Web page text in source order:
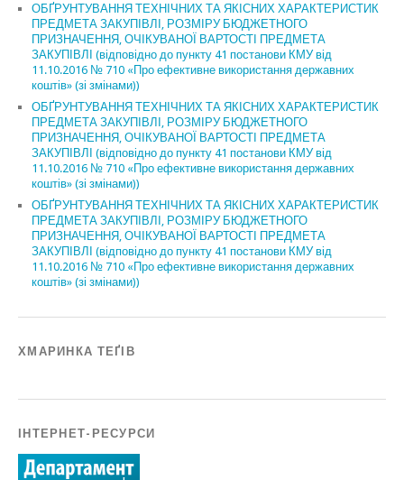
ОБҐРУНТУВАННЯ ТЕХНІЧНИХ ТА ЯКІСНИХ ХАРАКТЕРИСТИК
ПРЕДМЕТА ЗАКУПІВЛІ, РОЗМІРУ БЮДЖЕТНОГО
ПРИЗНАЧЕННЯ, ОЧІКУВАНОЇ ВАРТОСТІ ПРЕДМЕТА
ЗАКУПІВЛІ (відповідно до пункту 41 постанови КМУ від
11.10.2016 № 710 «Про ефективне використання державних
коштів» (зі змінами))
ОБҐРУНТУВАННЯ ТЕХНІЧНИХ ТА ЯКІСНИХ ХАРАКТЕРИСТИК
ПРЕДМЕТА ЗАКУПІВЛІ, РОЗМІРУ БЮДЖЕТНОГО
ПРИЗНАЧЕННЯ, ОЧІКУВАНОЇ ВАРТОСТІ ПРЕДМЕТА
ЗАКУПІВЛІ (відповідно до пункту 41 постанови КМУ від
11.10.2016 № 710 «Про ефективне використання державних
коштів» (зі змінами))
ОБҐРУНТУВАННЯ ТЕХНІЧНИХ ТА ЯКІСНИХ ХАРАКТЕРИСТИК
ПРЕДМЕТА ЗАКУПІВЛІ, РОЗМІРУ БЮДЖЕТНОГО
ПРИЗНАЧЕННЯ, ОЧІКУВАНОЇ ВАРТОСТІ ПРЕДМЕТА
ЗАКУПІВЛІ (відповідно до пункту 41 постанови КМУ від
11.10.2016 № 710 «Про ефективне використання державних
коштів» (зі змінами))
ХМАРИНКА ТЕҐІВ
ІНТЕРНЕТ-РЕСУРСИ